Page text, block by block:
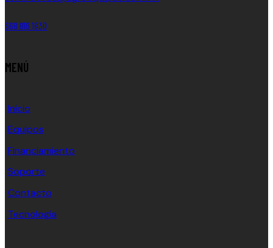
668 816 1830
MENÚ
Inicio
Equipos
Financiamiento
Soporte
Contacto
Tecnología